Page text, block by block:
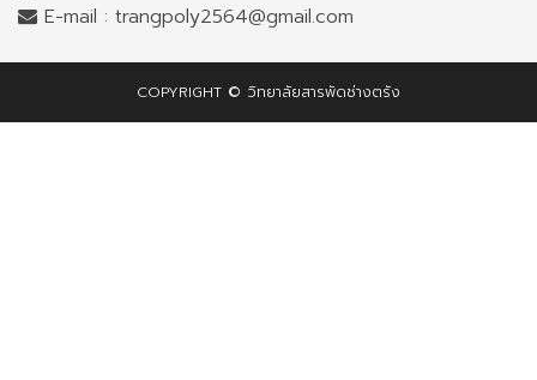
E-mail : trangpoly2564@gmail.com
COPYRIGHT © วิทยาลัยสารพัดช่างตรัง